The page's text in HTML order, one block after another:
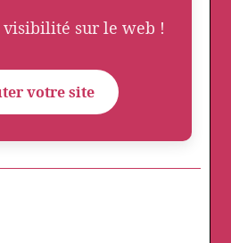
visibilité sur le web !
votre site